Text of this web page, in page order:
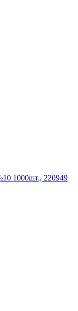
1000шт., 220949